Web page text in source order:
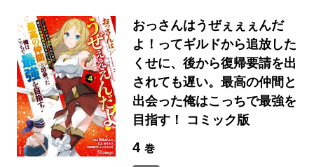
おっさんはうぜぇぇぇんだ
よ！ってギルドから追放した
くせに、後から復帰要請を出
されても遅い。最高の仲間と
出会った俺はこっちで最強を
目指す！ コミック版
4巻